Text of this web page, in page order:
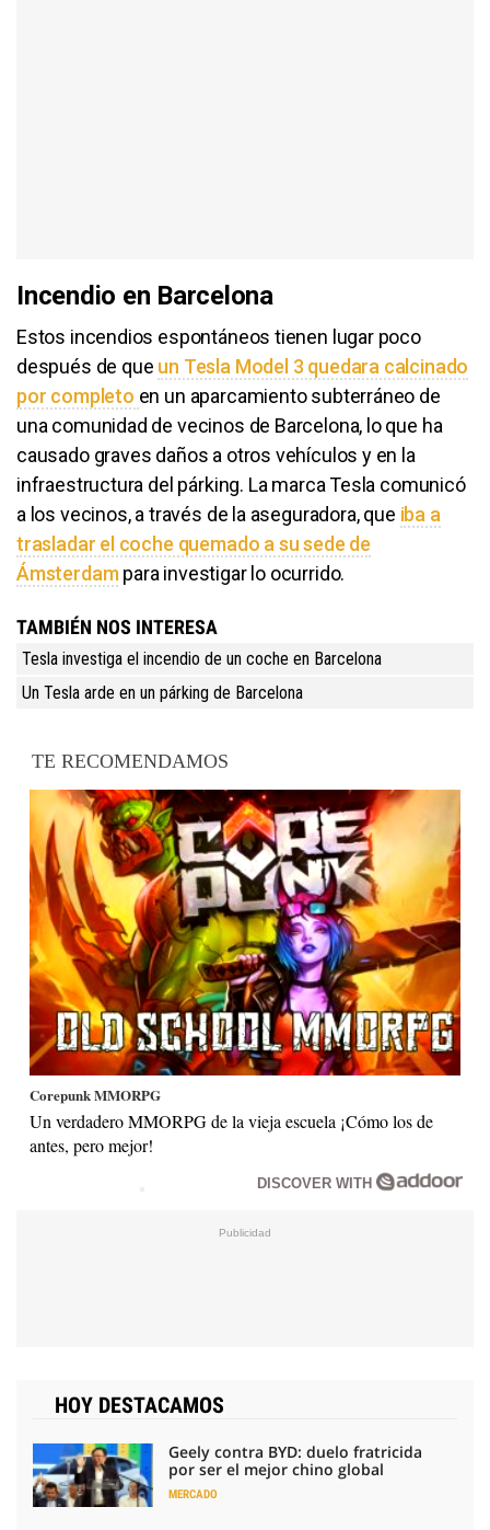
Incendio en Barcelona
Estos incendios espontáneos tienen lugar poco
después de que un Tesla Model 3 quedara calcinado
por completo en un aparcamiento subterráneo de
una comunidad de vecinos de Barcelona, lo que ha
causado graves daños a otros vehículos y en la
infraestructura del párking. La marca Tesla comunicó
a los vecinos, a través de la aseguradora, que iba a
trasladar el coche quemado a su sede de
Ámsterdampara investigar lo ocurrido.
TAMBIÉN NOS INTERESA
Tesla investiga el incendio de un coche en Barcelona
Un Tesla arde en un párking de Barcelona
TE RECOMENDAMOS
Corepunk MMORPG
Un verdadero MMORPG de la vieja escuela ¡Cómo los de
antes, pero mejor!
DISCOVER WITH
HOY DESTACAMOS
Geely contra BYD: duelo fratricida
por ser el mejor chino global
MERCADO